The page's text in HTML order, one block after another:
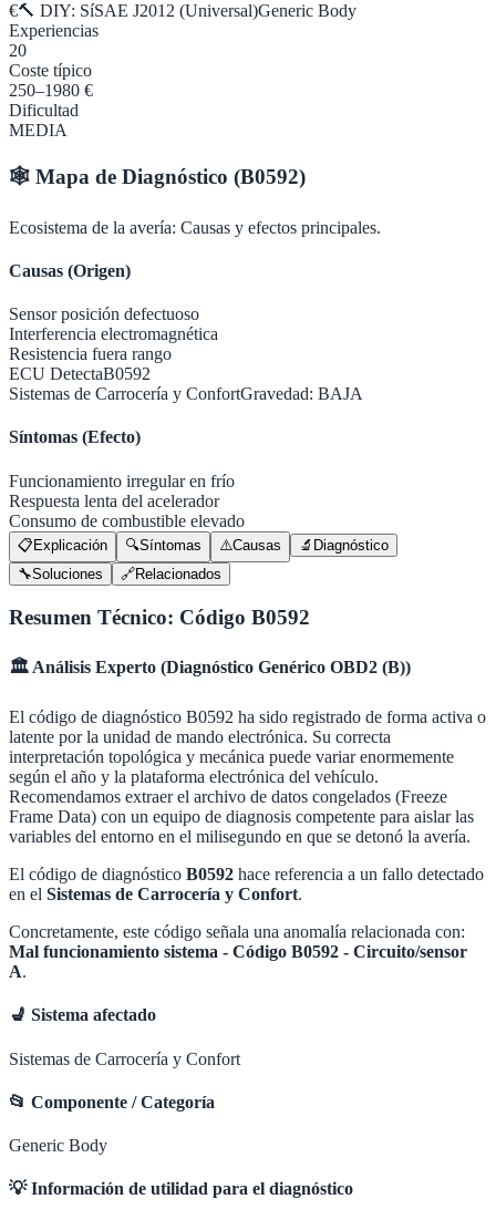
€🔨 DIY: SíSAE J2012 (Universal)Generic Body
Experiencias
20
Coste típico
250–1980 €
Dificultad
MEDIA
🕸️ Mapa de Diagnóstico (B0592)
Ecosistema de la avería: Causas y efectos principales.
Causas (Origen)
Sensor posición defectuoso
Interferencia electromagnética
Resistencia fuera rango
ECU DetectaB0592
Sistemas de Carrocería y ConfortGravedad: BAJA
Síntomas (Efecto)
Funcionamiento irregular en frío
Respuesta lenta del acelerador
Consumo de combustible elevado
📋 Explicación 🔍Síntomas ⚠️Causas 🔬 Diagnóstico
🔧Soluciones 🔗Relacionados
Resumen Técnico: Código B0592
🏛️ Análisis Experto (Diagnóstico Genérico OBD2 (B))
El código de diagnóstico B0592 ha sido registrado de forma activa o
latente por la unidad de mando electrónica. Su correcta
interpretación topológica y mecánica puede variar enormemente
según el año y la plataforma electrónica del vehículo.
Recomendamos extraer el archivo de datos congelados (Freeze
Frame Data) con un equipo de diagnosis competente para aislar las
variables del entorno en el milisegundo en que se detonó la avería.
El código de diagnóstico B0592 hace referencia a un fallo detectado
en el Sistemas de Carrocería y Confort.
Concretamente, este código señala una anomalía relacionada con:
Mal funcionamiento sistema - Código B0592 - Circuito/sensor
A.
💺 Sistema afectado
Sistemas de Carrocería y Confort
📂 Componente / Categoría
Generic Body
💡Información de utilidad para el diagnóstico